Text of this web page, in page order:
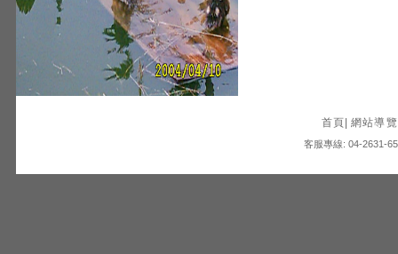
首頁 網站導覽
客服專線: 04-2631-